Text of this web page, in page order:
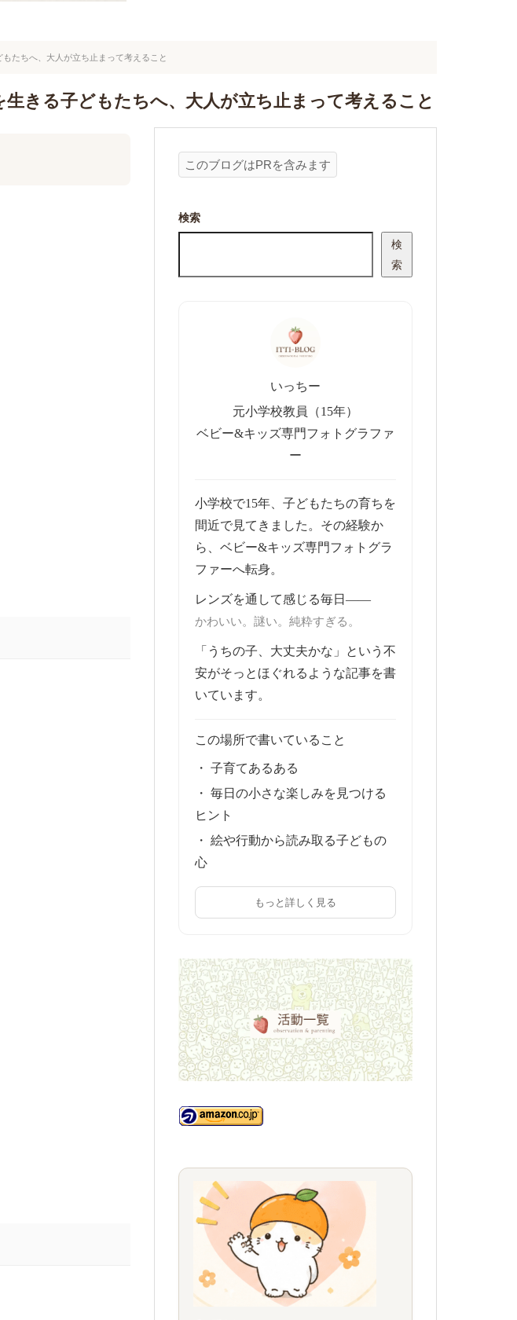
たちへ、大人が立ち止まって考えること
きる子どもたちへ、大人が立ち止まって考えること
このブログはPRを含みます
検索
検
索
いっちー
元小学校教員（15年）
ベビー&キッズ専門フォトグラファ
ー
小学校で15年、子どもたちの育ちを
間近で見てきました。その経験か
ら、ベビー&キッズ専門フォトグラ
ファーへ転身。
レンズを通して感じる毎日——
かわいい。謎い。純粋すぎる。
「うちの子、大丈夫かな」という不
安がそっとほぐれるような記事を書
いています。
この場所で書いていること
・ 子育てあるある
・ 毎日の小さな楽しみを見つける
ヒント
・ 絵や行動から読み取る子どもの
心
もっと詳しく見る